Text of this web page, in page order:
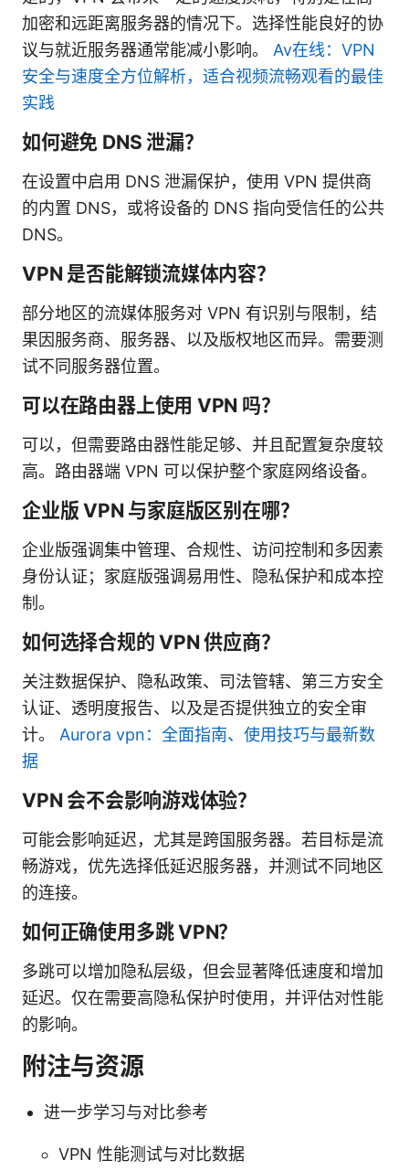
加密和远距离服务器的情况下。选择性能良好的协
议与就近服务器通常能减小影响。 Av在线：VPN
安全与速度全方位解析，适合视频流畅观看的最佳
实践
如何避免 DNS 泄漏？
在设置中启用 DNS 泄漏保护，使用 VPN 提供商
的内置 DNS，或将设备的 DNS 指向受信任的公共
DNS。
VPN 是否能解锁流媒体内容？
部分地区的流媒体服务对 VPN 有识别与限制，结
果因服务商、服务器、以及版权地区而异。需要测
试不同服务器位置。
可以在路由器上使用 VPN 吗？
可以，但需要路由器性能足够、并且配置复杂度较
高。路由器端 VPN 可以保护整个家庭网络设备。
企业版 VPN 与家庭版区别在哪？
企业版强调集中管理、合规性、访问控制和多因素
身份认证；家庭版强调易用性、隐私保护和成本控
制。
如何选择合规的 VPN 供应商？
关注数据保护、隐私政策、司法管辖、第三方安全
认证、透明度报告、以及是否提供独立的安全审
计。 Aurora vpn：全面指南、使用技巧与最新数
据
VPN 会不会影响游戏体验？
可能会影响延迟，尤其是跨国服务器。若目标是流
畅游戏，优先选择低延迟服务器，并测试不同地区
的连接。
如何正确使用多跳 VPN？
多跳可以增加隐私层级，但会显著降低速度和增加
延迟。仅在需要高隐私保护时使用，并评估对性能
的影响。
附注与资源
进一步学习与对比参考
VPN 性能测试与对比数据